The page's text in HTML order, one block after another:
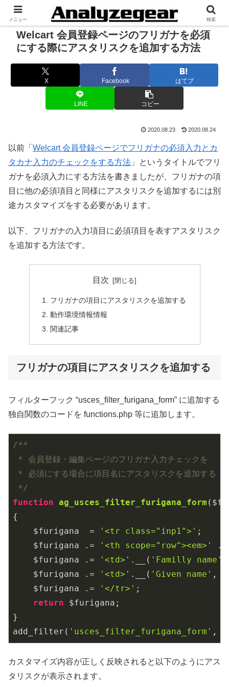
Welcart 会員登録ページのフリガナを必須
にする際にアスタリスクを追加する方法
X Facebook はてブ
LINE コピー
2020.08.23 2020.08.24
以前「 Welcart 会員登録ページでフリガナの必須入力とカ
タカナ入力のチェックをする方法 」というタイトルでフリ
ガナを必須入力にする方法を書きましたが、フリガナの項
目に他の必須項目と同様にアスタリスクを追加するには別
途カスタマイズをする必要があります。
以下、フリガナの入力項目に必須項目を表すアスタリスク
を追加する方法です。
目次
フリガナの項目にアスタリスクを追加する
動作環境情報情報
関連記事
フリガナの項目にアスタリスクを追加する
フィルターフック “usces_filter_furigana_form” に追加する
独自関数のコードを functions.php 等に追加します。
/**
* 会員登録・編集ページのフリガナ入力チェックを
* 必須にする場合に項目名にアスタリスクを追加する
*/
function ag_usces_filter_furigana_form
{
    $furigana  =
'<tr class="inp1">' ;
    $furigana .=
'<th scope="row"><em>'
.
    $furigana .=
'<td>' .__( 'Familly name'
    $furigana .=
'<td>' .__( 'Given name' ,
    $furigana .=
'</tr>' ;
return $furigana;
}
add_filter( 'usces_filter_furigana_form' ,
カスタマイズ内容が正しく反映されると以下のようにアス
タリスクが表示されます。
メニュー 検索